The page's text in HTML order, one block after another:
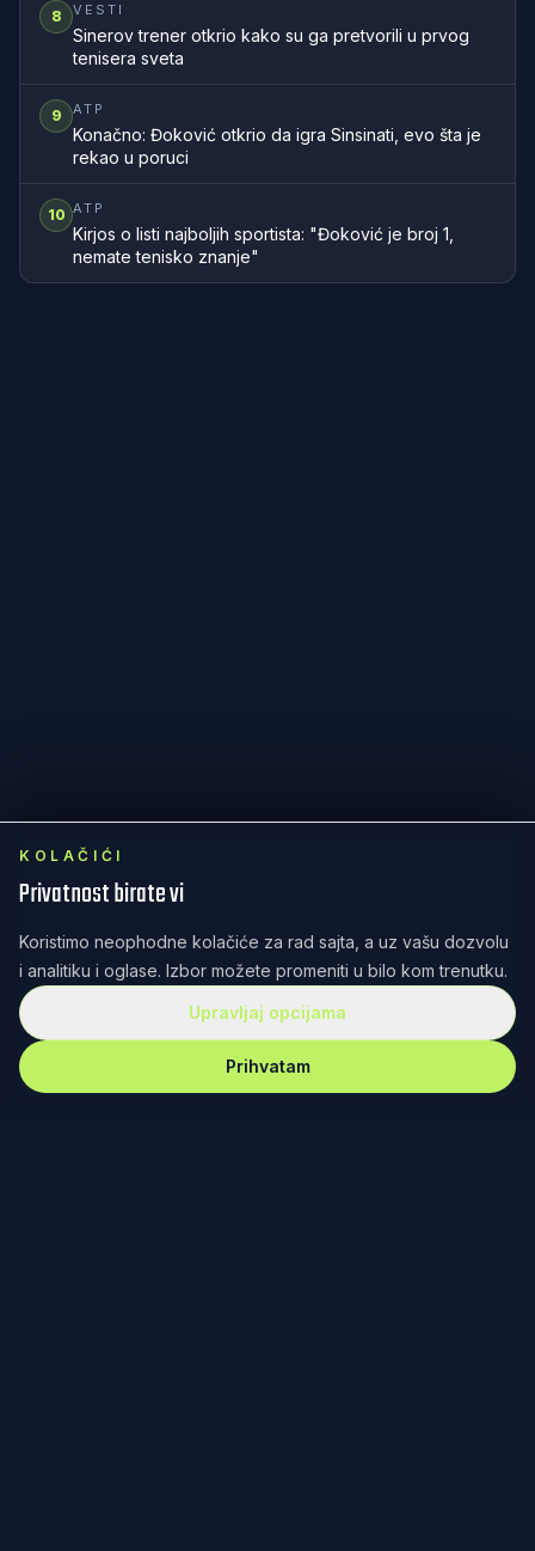
8 VESTI
Sinerov trener otkrio kako su ga pretvorili u prvog
tenisera sveta
9 ATP
Konačno: Đoković otkrio da igra Sinsinati, evo šta je
rekao u poruci
10 ATP
Kirjos o listi najboljih sportista: "Đoković je broj 1,
nemate tenisko znanje"
KOLAČIĆI
Privatnost birate vi
Koristimo neophodne kolačiće za rad sajta, a uz vašu dozvolu
i analitiku i oglase. Izbor možete promeniti u bilo kom trenutku.
Upravljaj opcijama
Prihvatam